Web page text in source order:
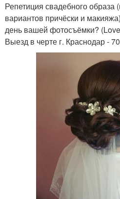
Репетиция свадебного образа
вариантов причёски и
день вашей фотосъёмки?
Выезд в черте г. Краснодар -